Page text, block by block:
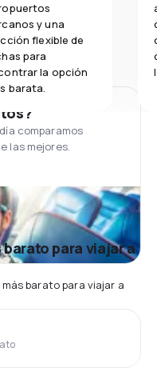
y una
flexible de
para
la opción
barata.
comparamos
las mejores.
para viajar a
barato para viajar a